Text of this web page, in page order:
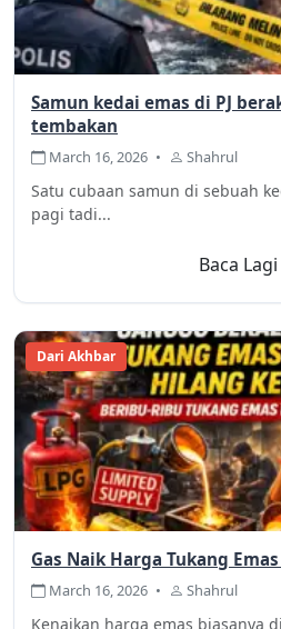
Samun kedai emas di PJ
tembakan
March 16, 2026 • Shahrul
Satu cubaan samun di sebuah
pagi tadi...
Baca Lagi
Dari Akhbar
Gas Naik Harga Tukang
March 16, 2026 • Shahrul
Kenaikan harga emas biasanya